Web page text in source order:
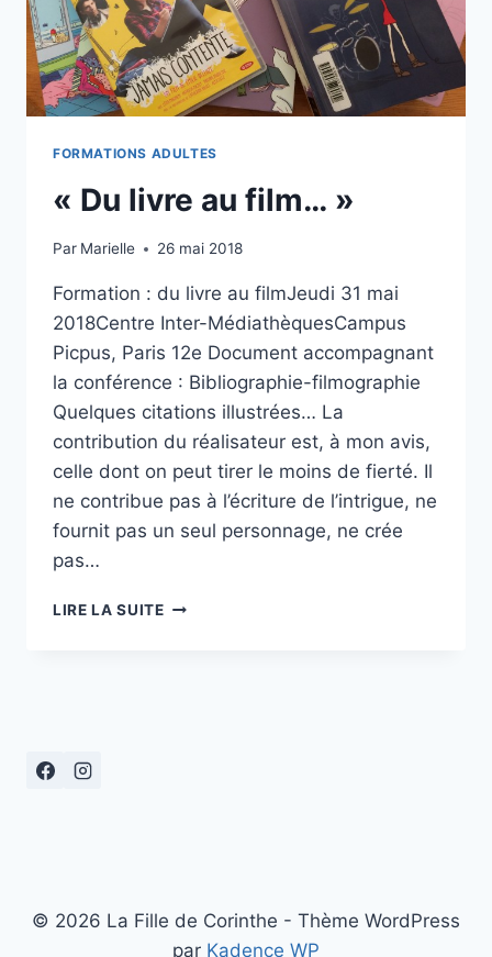
FORMATIONS ADULTES
« Du livre au film… »
Par Marielle 26 mai 2018
Formation : du livre au filmJeudi 31 mai
2018Centre Inter-MédiathèquesCampus
Picpus, Paris 12e Document accompagnant
la conférence : Bibliographie-filmographie
Quelques citations illustrées… La
contribution du réalisateur est, à mon avis,
celle dont on peut tirer le moins de fierté. Il
ne contribue pas à l’écriture de l’intrigue, ne
fournit pas un seul personnage, ne crée
pas…
LIRE LA SUITE« DU
© 2026 La Fille de Corinthe - Thème WordPress
par Kadence WP